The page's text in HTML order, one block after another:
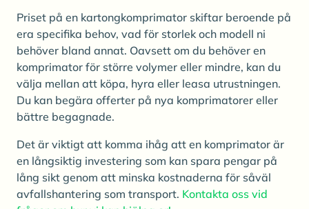
Priset på en kartongkomprimator skiftar beroende på
era specifika behov, vad för storlek och modell ni
behöver bland annat. Oavsett om du behöver en
komprimator för större volymer eller mindre, kan du
välja mellan att köpa, hyra eller leasa utrustningen.
Du kan begära offerter på nya komprimatorer eller
bättre begagnade.
Det är viktigt att komma ihåg att en komprimator är
en långsiktig investering som kan spara pengar på
lång sikt genom att minska kostnaderna för såväl
avfallshantering som transport. Kontakta oss vid